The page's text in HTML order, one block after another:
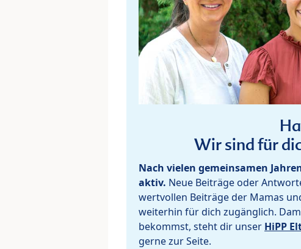
Wir sind für
Nach vielen gemeinsamen
aktiv. Neue Beiträge oder
wertvollen Beiträge der Mamas
weiterhin für dich zugänglich.
bekommst, steht dir unser HiPP
gerne zur Seite.